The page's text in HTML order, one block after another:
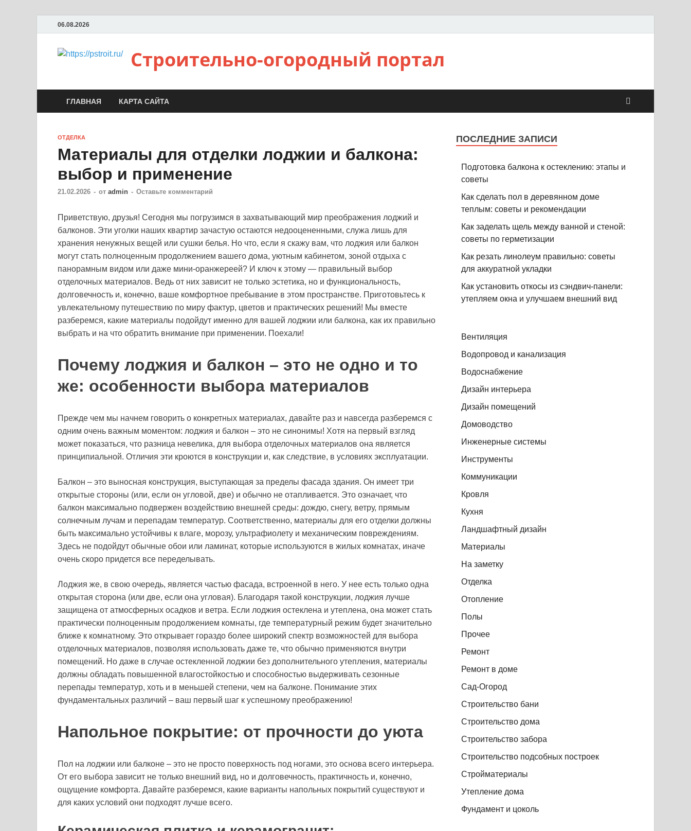
06.08.2026
Строительно-огородный портал
ГЛАВНАЯ КАРТА САЙТА
ОТДЕЛКА
Материалы для отделки лоджии и балкона:
выбор и применение
21.02.2026 - от admin - Оставьте комментарий
Приветствую, друзья! Сегодня мы погрузимся в захватывающий мир преображения лоджий и
балконов. Эти уголки наших квартир зачастую остаются недооцененными, служа лишь для
хранения ненужных вещей или сушки белья. Но что, если я скажу вам, что лоджия или балкон
могут стать полноценным продолжением вашего дома, уютным кабинетом, зоной отдыха с
панорамным видом или даже мини-оранжереей? И ключ к этому — правильный выбор
отделочных материалов. Ведь от них зависит не только эстетика, но и функциональность,
долговечность и, конечно, ваше комфортное пребывание в этом пространстве. Приготовьтесь к
увлекательному путешествию по миру фактур, цветов и практических решений! Мы вместе
разберемся, какие материалы подойдут именно для вашей лоджии или балкона, как их правильно
выбрать и на что обратить внимание при применении. Поехали!
Почему лоджия и балкон – это не одно и то
же: особенности выбора материалов
Прежде чем мы начнем говорить о конкретных материалах, давайте раз и навсегда разберемся с
одним очень важным моментом: лоджия и балкон – это не синонимы! Хотя на первый взгляд
может показаться, что разница невелика, для выбора отделочных материалов она является
принципиальной. Отличия эти кроются в конструкции и, как следствие, в условиях эксплуатации.
Балкон – это выносная конструкция, выступающая за пределы фасада здания. Он имеет три
открытые стороны (или, если он угловой, две) и обычно не отапливается. Это означает, что
балкон максимально подвержен воздействию внешней среды: дождю, снегу, ветру, прямым
солнечным лучам и перепадам температур. Соответственно, материалы для его отделки должны
быть максимально устойчивы к влаге, морозу, ультрафиолету и механическим повреждениям.
Здесь не подойдут обычные обои или ламинат, которые используются в жилых комнатах, иначе
очень скоро придется все переделывать.
Лоджия же, в свою очередь, является частью фасада, встроенной в него. У нее есть только одна
открытая сторона (или две, если она угловая). Благодаря такой конструкции, лоджия лучше
защищена от атмосферных осадков и ветра. Если лоджия остеклена и утеплена, она может стать
практически полноценным продолжением комнаты, где температурный режим будет значительно
ближе к комнатному. Это открывает гораздо более широкий спектр возможностей для выбора
отделочных материалов, позволяя использовать даже те, что обычно применяются внутри
помещений. Но даже в случае остекленной лоджии без дополнительного утепления, материалы
должны обладать повышенной влагостойкостью и способностью выдерживать сезонные
перепады температур, хоть и в меньшей степени, чем на балконе. Понимание этих
фундаментальных различий – ваш первый шаг к успешному преображению!
Напольное покрытие: от прочности до уюта
Пол на лоджии или балконе – это не просто поверхность под ногами, это основа всего интерьера.
От его выбора зависит не только внешний вид, но и долговечность, практичность и, конечно,
ощущение комфорта. Давайте разберемся, какие варианты напольных покрытий существуют и
для каких условий они подходят лучше всего.
ПОСЛЕДНИЕ ЗАПИСИ
Подготовка балкона к остеклению: этапы и
советы
Как сделать пол в деревянном доме
теплым: советы и рекомендации
Как заделать щель между ванной и стеной:
советы по герметизации
Как резать линолеум правильно: советы
для аккуратной укладки
Как установить откосы из сэндвич-панели:
утепляем окна и улучшаем внешний вид
Вентиляция
Водопровод и канализация
Водоснабжение
Дизайн интерьера
Дизайн помещений
Домоводство
Инженерные системы
Инструменты
Коммуникации
Кровля
Кухня
Ландшафтный дизайн
Материалы
На заметку
Отделка
Отопление
Полы
Прочее
Ремонт
Ремонт в доме
Сад-Огород
Строительство бани
Строительство дома
Строительство забора
Строительство подсобных построек
Стройматериалы
Утепление дома
Фундамент и цоколь